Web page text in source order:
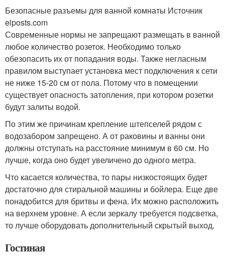
Безопасные разъемы для ванной комнаты Источник
elposts.com
Современные нормы не запрещают размещать в ванной
любое количество розеток. Необходимо только
обезопасить их от попадания воды. Также негласным
правилом выступает установка мест подключения к сети
не ниже 15-20 см от пола. Потому что в помещении
существует опасность затопления, при котором розетки
будут залиты водой.
По этим же причинам крепление штепселей рядом с
водозабором запрещено. А от раковины и ванны они
должны отступать на расстояние минимум в 60 см. Но
лучше, когда оно будет увеличено до одного метра.
Что касается количества, то пары низкостоящих будет
достаточно для стиральной машины и бойлера. Еще две
понадобится для бритвы и фена. Их можно расположить
на верхнем уровне. А если зеркалу требуется подсветка,
то лучше оборудовать дополнительный скрытый выход.
Гостиная